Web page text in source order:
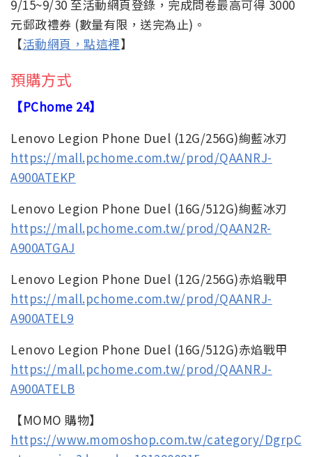
9/15~9/30 至活動網頁登錄，完成問卷最高可得 3000
元郵政禮券 (數量有限，送完為止)。
【活動網頁，點這裡】
預購方式
【PChome 24】
Lenovo Legion Phone Duel (12G/256G)絢藍冰刃
https://mall.pchome.com.tw/prod/QAANRJ-
A900ATEKP
Lenovo Legion Phone Duel (16G/512G)絢藍冰刃
https://mall.pchome.com.tw/prod/QAAN2R-
A900ATGAJ
Lenovo Legion Phone Duel (12G/256G)赤焰戰甲
https://mall.pchome.com.tw/prod/QAANRJ-
A900ATEL9
Lenovo Legion Phone Duel (16G/512G)赤焰戰甲
https://mall.pchome.com.tw/prod/QAANRJ-
A900ATELB
【MOMO 購物】
https://www.momoshop.com.tw/category/DgrpC